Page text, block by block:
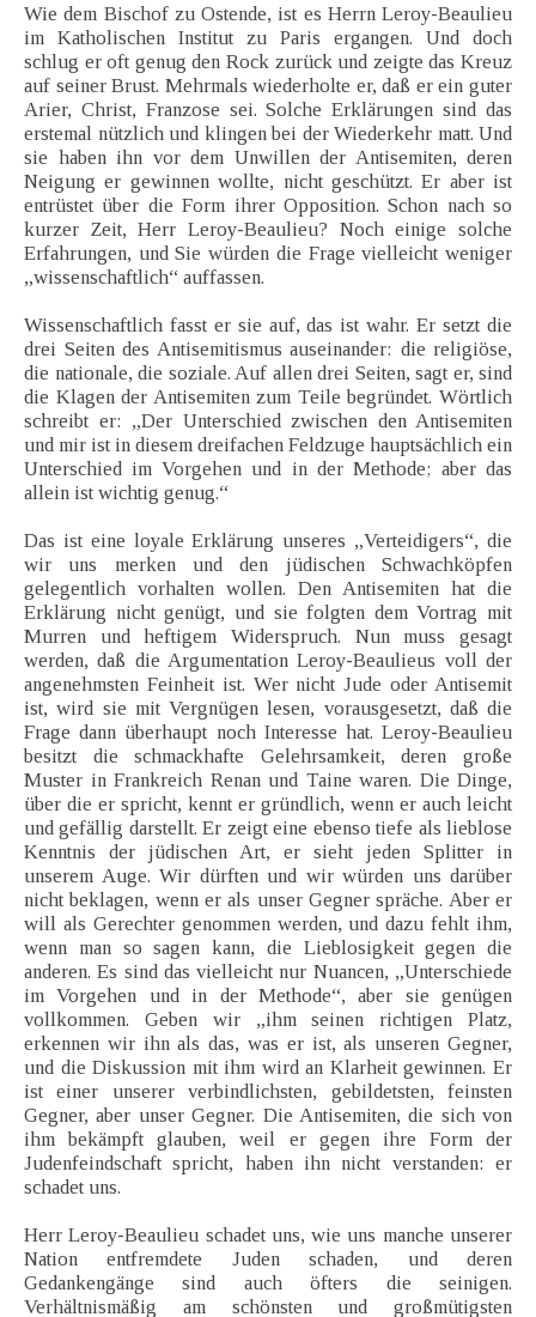
Wie dem Bischof zu Ostende, ist es Herrn Leroy-Beaulieu
im Katholischen Institut zu Paris ergangen. Und doch
schlug er oft genug den Rock zurück und zeigte das Kreuz
auf seiner Brust. Mehrmals wiederholte er, daß er ein guter
Arier, Christ, Franzose sei. Solche Erklärungen sind das
erstemal nützlich und klingen bei der Wiederkehr matt. Und
sie haben ihn vor dem Unwillen der Antisemiten, deren
Neigung er gewinnen wollte, nicht geschützt. Er aber ist
entrüstet über die Form ihrer Opposition. Schon nach so
kurzer Zeit, Herr Leroy-Beaulieu? Noch einige solche
Erfahrungen, und Sie würden die Frage vielleicht weniger
„wissenschaftlich“ auffassen.
Wissenschaftlich fasst er sie auf, das ist wahr. Er setzt die
drei Seiten des Antisemitismus auseinander: die religiöse,
die nationale, die soziale. Auf allen drei Seiten, sagt er, sind
die Klagen der Antisemiten zum Teile begründet. Wörtlich
schreibt er: „Der Unterschied zwischen den Antisemiten
und mir ist in diesem dreifachen Feldzuge hauptsächlich ein
Unterschied im Vorgehen und in der Methode; aber das
allein ist wichtig genug.“
Das ist eine loyale Erklärung unseres „Verteidigers“, die
wir uns merken und den jüdischen Schwachköpfen
gelegentlich vorhalten wollen. Den Antisemiten hat die
Erklärung nicht genügt, und sie folgten dem Vortrag mit
Murren und heftigem Widerspruch. Nun muss gesagt
werden, daß die Argumentation Leroy-Beaulieus voll der
angenehmsten Feinheit ist. Wer nicht Jude oder Antisemit
ist, wird sie mit Vergnügen lesen, vorausgesetzt, daß die
Frage dann überhaupt noch Interesse hat. Leroy-Beaulieu
besitzt die schmackhafte Gelehrsamkeit, deren große
Muster in Frankreich Renan und Taine waren. Die Dinge,
über die er spricht, kennt er gründlich, wenn er auch leicht
und gefällig darstellt. Er zeigt eine ebenso tiefe als lieblose
Kenntnis der jüdischen Art, er sieht jeden Splitter in
unserem Auge. Wir dürften und wir würden uns darüber
nicht beklagen, wenn er als unser Gegner spräche. Aber er
will als Gerechter genommen werden, und dazu fehlt ihm,
wenn man so sagen kann, die Lieblosigkeit gegen die
anderen. Es sind das vielleicht nur Nuancen, „Unterschiede
im Vorgehen und in der Methode“, aber sie genügen
vollkommen. Geben wir „ihm seinen richtigen Platz,
erkennen wir ihn als das, was er ist, als unseren Gegner,
und die Diskussion mit ihm wird an Klarheit gewinnen. Er
ist einer unserer verbindlichsten, gebildetsten, feinsten
Gegner, aber unser Gegner. Die Antisemiten, die sich von
ihm bekämpft glauben, weil er gegen ihre Form der
Judenfeindschaft spricht, haben ihn nicht verstanden: er
schadet uns.
Herr Leroy-Beaulieu schadet uns, wie uns manche unserer
Nation entfremdete Juden schaden, und deren
Gedankengänge sind auch öfters die seinigen.
Verhältnismäßig am schönsten und großmütigsten